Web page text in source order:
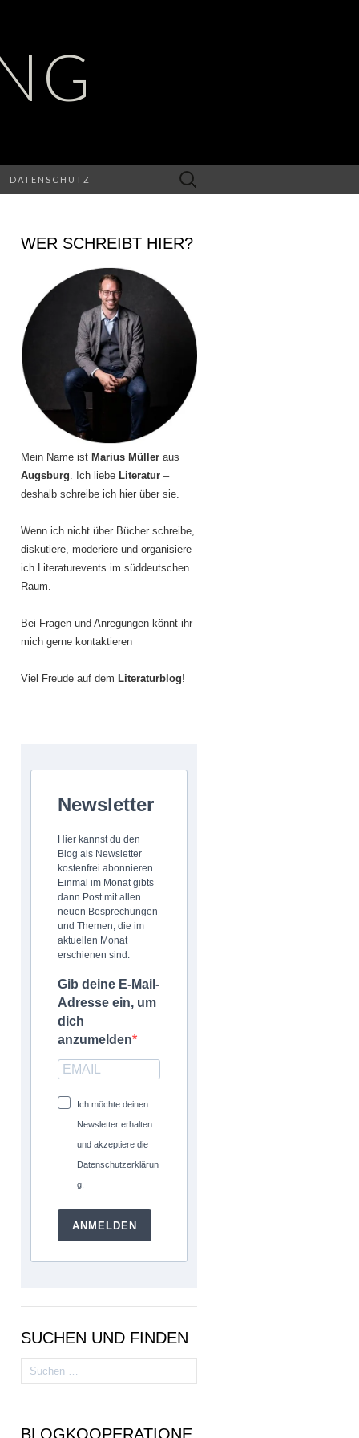
DATENSCHUTZ
Suchen
nach:
WER SCHREIBT HIER?
Mein Name ist Marius Müller aus
Augsburg. Ich liebe Literatur –
deshalb schreibe ich hier über sie.
Wenn ich nicht über Bücher schreibe,
diskutiere, moderiere und organisiere
ich Literaturevents im süddeutschen
Raum.
Bei Fragen und Anregungen könnt ihr
mich gerne kontaktieren
Viel Freude auf dem Literaturblog!
Newsletter
Hier kannst du den
Blog als Newsletter
kostenfrei abonnieren.
Einmal im Monat gibts
dann Post mit allen
neuen Besprechungen
und Themen, die im
aktuellen Monat
erschienen sind.
Gib deine E-Mail-
Adresse ein, um
dich
anzumelden
Ich möchte deinen
Newsletter erhalten
und akzeptiere die
Datenschutzerklärun
g.
ANMELDEN
SUCHEN UND FINDEN
Suchen
nach:
BLOGKOOPERATIONE